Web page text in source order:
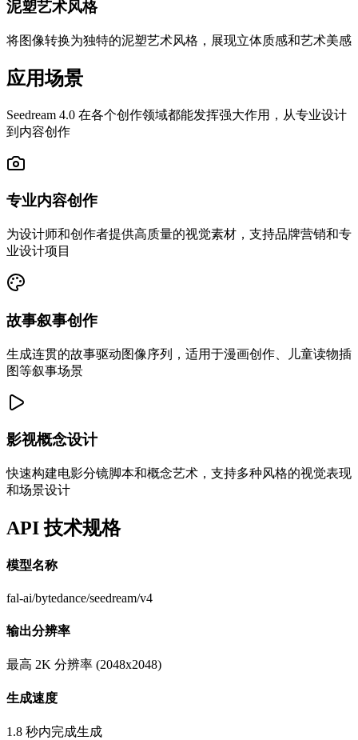
泥塑艺术风格
将图像转换为独特的泥塑艺术风格，展现立体质感和艺术美感
应用场景
Seedream 4.0 在各个创作领域都能发挥强大作用，从专业设计
到内容创作
专业内容创作
为设计师和创作者提供高质量的视觉素材，支持品牌营销和专
业设计项目
故事叙事创作
生成连贯的故事驱动图像序列，适用于漫画创作、儿童读物插
图等叙事场景
影视概念设计
快速构建电影分镜脚本和概念艺术，支持多种风格的视觉表现
和场景设计
API 技术规格
模型名称
fal-ai/bytedance/seedream/v4
输出分辨率
最高 2K 分辨率 (2048x2048)
生成速度
1.8 秒内完成生成